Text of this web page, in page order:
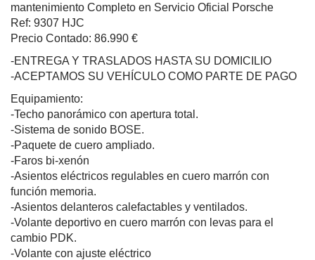
mantenimiento Completo en Servicio Oficial Porsche
Ref: 9307 HJC
Precio Contado: 86.990 €
-ENTREGA Y TRASLADOS HASTA SU DOMICILIO
-ACEPTAMOS SU VEHÍCULO COMO PARTE DE PAGO
Equipamiento:
-Techo panorámico con apertura total.
-Sistema de sonido BOSE.
-Paquete de cuero ampliado.
-Faros bi-xenón
-Asientos eléctricos regulables en cuero marrón con
función memoria.
-Asientos delanteros calefactables y ventilados.
-Volante deportivo en cuero marrón con levas para el
cambio PDK.
-Volante con ajuste eléctrico